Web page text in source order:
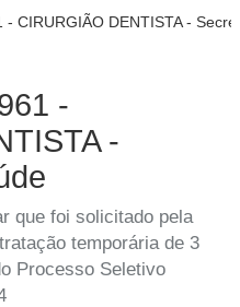
- CIRURGIÃO DENTISTA -
-
-
que foi solicitado pela
temporária de 3
Processo Seletivo